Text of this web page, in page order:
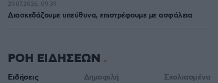
Διασκεδάζουμε υπεύθυνα, επιστρέφουμε με ασφάλεια
29.07.2026, 09:39
ΡΟΗ ΕΙΔΗΣΕΩΝ
Ειδήσεις Δημοφιλή Σχολιασμένα